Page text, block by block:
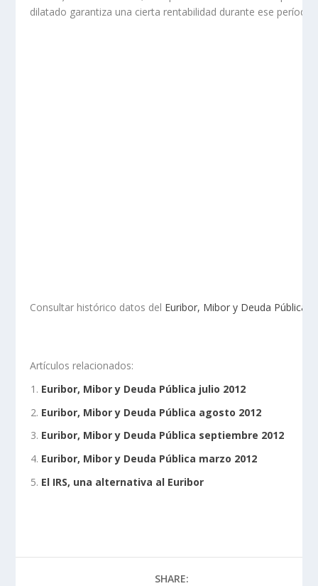
dilatado garantiza una cierta rentabilidad durante ese período.
Consultar histórico datos del Euribor, Mibor y Deuda Pública
Artículos relacionados:
Euribor, Mibor y Deuda Pública julio 2012
Euribor, Mibor y Deuda Pública agosto 2012
Euribor, Mibor y Deuda Pública septiembre 2012
Euribor, Mibor y Deuda Pública marzo 2012
El IRS, una alternativa al Euribor
SHARE: